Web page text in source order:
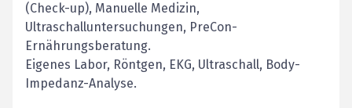
(Check-up), Manuelle Medizin,
Ultraschalluntersuchungen, PreCon-
Ernährungsberatung.
Eigenes Labor, Röntgen, EKG, Ultraschall, Body-
Impedanz-Analyse.